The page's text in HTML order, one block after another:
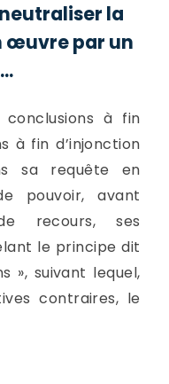
la
œuvre par un
à fin
à fin d’injonction
sa requête en
pouvoir, avant
recours, ses
le principe dit
», suivant lequel,
contraires, le